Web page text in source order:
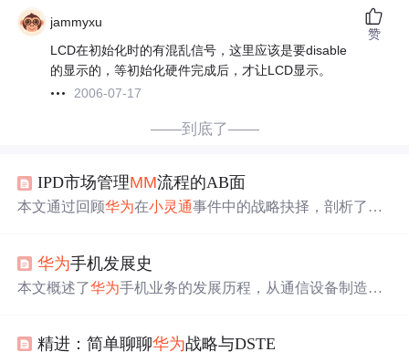
jammyxu
LCD在初始化时的有混乱信号，这里应该是要disable
的显示的，等初始化硬件完成后，才让LCD显示。
2006-07-17
赞
——到底了——
IPD市场管理MM流程的AB面
本文通过回顾华为在小灵通事件中的战略抉择，剖析了市
风险，构建投资组合管理体系，提升组织级决策能力，成
为企业穿越战略不确定性的关键机制。
华为手机发展史
本文概述了华为手机业务的发展历程，从通信设备制造商
军、5G技术和鸿蒙系统的里程碑。
精进：简单聊聊华为战略与DSTE